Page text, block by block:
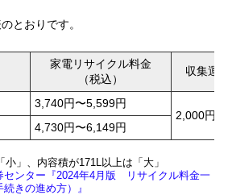
とおりです。
家電リサイクル料金
（税込）
収集運
3,740円〜5,599円
2,000円〜
4,730円〜6,149円
」、内容積が171L以上は「大」
センター『2024年4月版 リサイクル料金一
きの進め方）』